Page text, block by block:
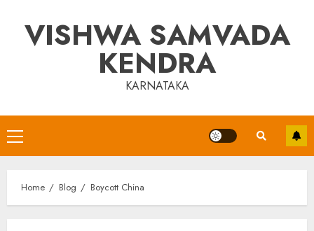
contentVISHWA SAMVADA
KENDRA
KARNATAKA
Primary
Menu
Home Blog Boycott China